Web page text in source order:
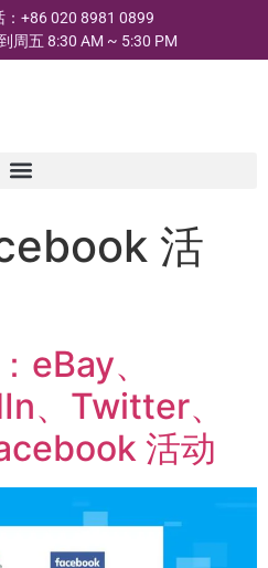
：+86 020 8981 0899
周五 8:30 AM ~ 5:30 PM
活
eBay、
、Twitter、
活动